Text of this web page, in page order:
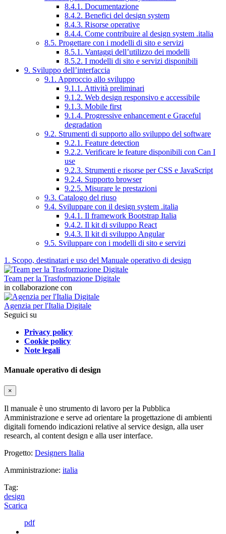
8.4.1. Documentazione
8.4.2. Benefici del design system
8.4.3. Risorse operative
8.4.4. Come contribuire al design system .italia
8.5. Progettare con i modelli di sito e servizi
8.5.1. Vantaggi dell’utilizzo dei modelli
8.5.2. I modelli di sito e servizi disponibili
9. Sviluppo dell’interfaccia
9.1. Approccio allo sviluppo
9.1.1. Attività preliminari
9.1.2. Web design responsivo e accessibile
9.1.3. Mobile first
9.1.4. Progressive enhancement e Graceful
degradation
9.2. Strumenti di supporto allo sviluppo del software
9.2.1. Feature detection
9.2.2. Verificare le feature disponibili con Can I
use
9.2.3. Strumenti e risorse per CSS e JavaScript
9.2.4. Supporto browser
9.2.5. Misurare le prestazioni
9.3. Catalogo del riuso
9.4. Sviluppare con il design system .italia
9.4.1. Il framework Bootstrap Italia
9.4.2. Il kit di sviluppo React
9.4.3. Il kit di sviluppo Angular
9.5. Sviluppare con i modelli di sito e servizi
1. Scopo, destinatari e uso del Manuale operativo di design
Team per la Trasformazione Digitale
in collaborazione con
Agenzia per l'Italia Digitale
Seguici su
Privacy policy
Cookie policy
Note legali
Manuale operativo di design
×
Il manuale è uno strumento di lavoro per la Pubblica
Amministrazione e serve ad orientare la progettazione di ambienti
digitali fornendo indicazioni relative al service design, alla user
research, al content design e alla user interface.
Progetto: Designers Italia
Amministrazione: italia
Tag:
design
Scarica
pdf